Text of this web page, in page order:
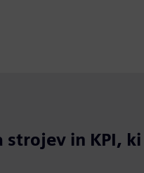
strojev in KPI,